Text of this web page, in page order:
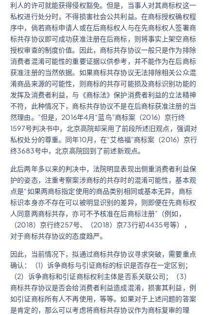
利人的许可就能获得侵权豁免。但是，当事人对其商标权这一
私权进行处分时，不得损害社会公共利益。在商标授权确权程
序中，倘若商标申请人或在后商标权人与在先商标权人签署商
标共存协议即可成功获准注册在后商标，则将事实上架空商标
授权审查的制度价值。因此，商标共存协议一般只是作为排除
消费者混淆可能性的重要证据以供参考，并不能作为在后商标
获准注册的当然依据。如果商标共存协议无法排除相关公众混
淆商品来源的可能性，则商标的共存可能损及商标识别功能的
发挥及消费者利益，与《商标法》保护消费者利益的立法精神
不符，此种情况下，商标共存协议不是在后商标获准注册的当
然理由。”但是，2016年4月“蓝鸟”商标案（2016）京行终
1597号判决书中，北京高院却采用了前段所述旧观点，强调对
私权处分的尊重。同年10月，在“艾格福”商标案（2016）京行
终3683号中，北京高院回到了前述新观点。
此后两年多以来的判决中，法院明显表现出侧重消费者利益保
护的姿态，注重考察案涉商标的共存时的混淆可能性，基本观
点是“如果两商标指定使用的商品类别相同或基本无异，商标
标识本身亦不存在可以被明显识别的差异，则即便在先商标权
人同意两商标共存，亦可不予核准在后商标注册”（例如，
（2018）京行终257号、（2018）京73行初4435号等），
对于商标共存协议的态度趋严。
因此，当前情况下，拟通过商标共存协议寻求突破，需要重点
确认：（1）诉争商标与引证商标的标识是否存在一定区别；
（2）诉争商标和引证商标权利主体是否系关联公司；（3）
商标共存协议是否会给消费者利益造成混淆，损害其利益，例
如引证商标所有人不再使用，等等。如果对于上述问题的答案
是肯定的，那么可以考虑将商标共存协议作为商标复审的理